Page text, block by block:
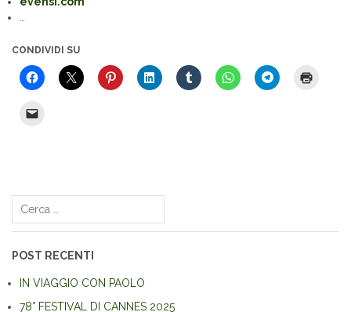
CONDIVIDI SU
articoli
Ricerca
POST RECENTI
IN VIAGGIO CON PAOLO
78° FESTIVAL DI CANNES 2025